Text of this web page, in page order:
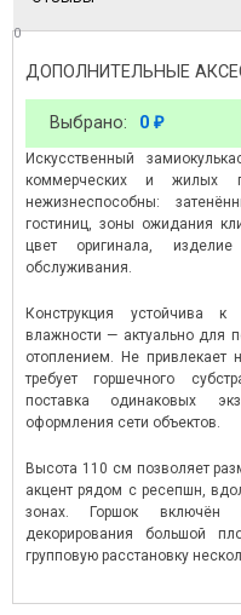
0
ДОПОЛНИТЕЛЬНЫЕ
Выбрано: 0 ₽
Искусственный
коммерческих и жилых
нежизнеспособны:
гостиниц, зоны ожидания
цвет оригинала,
обслуживания.
Конструкция устойчива
влажности — актуально для
отоплением. Не привлекает
требует горшечного
поставка одинаковых
оформления сети объектов.
Высота 110 см позволяет
акцент рядом с ресепшн,
зонах. Горшок включён
декорирования большой
групповую расстановку